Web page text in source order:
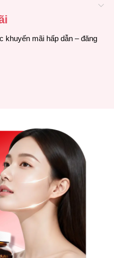
mãi hấp dẫn – đăng